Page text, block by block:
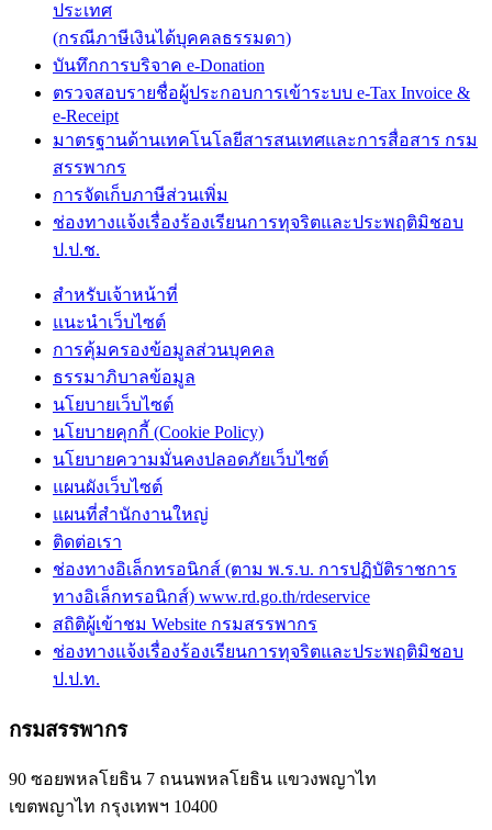
ประเทศ
(กรณีภาษีเงินได้บุคคลธรรมดา)
บันทึกการบริจาค e-Donation
ตรวจสอบรายชื่อผู้ประกอบการเข้าระบบ e-Tax Invoice &
e-Receipt
มาตรฐานด้านเทคโนโลยีสารสนเทศและการสื่อสาร กรม
สรรพากร
การจัดเก็บภาษีส่วนเพิ่ม
ช่องทางแจ้งเรื่องร้องเรียนการทุจริตและประพฤติมิชอบ
ป.ป.ช.
สำหรับเจ้าหน้าที่
แนะนำเว็บไซต์
การคุ้มครองข้อมูลส่วนบุคคล
ธรรมาภิบาลข้อมูล
นโยบายเว็บไซต์
นโยบายคุกกี้ (Cookie Policy)
นโยบายความมั่นคงปลอดภัยเว็บไซต์
แผนผังเว็บไซต์
แผนที่สำนักงานใหญ่
ติดต่อเรา
ช่องทางอิเล็กทรอนิกส์ (ตาม พ.ร.บ. การปฏิบัติราชการ
ทางอิเล็กทรอนิกส์) www.rd.go.th/rdeservice
สถิติผู้เข้าชม Website กรมสรรพากร
ช่องทางแจ้งเรื่องร้องเรียนการทุจริตและประพฤติมิชอบ
ป.ป.ท.
กรมสรรพากร
90 ซอยพหลโยธิน 7 ถนนพหลโยธิน แขวงพญาไท
เขตพญาไท กรุงเทพฯ 10400